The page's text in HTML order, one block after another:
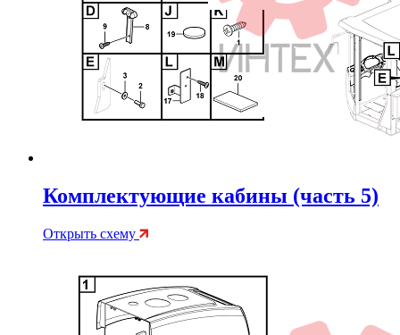
Комплектующие кабины (часть 5)
Открыть схему